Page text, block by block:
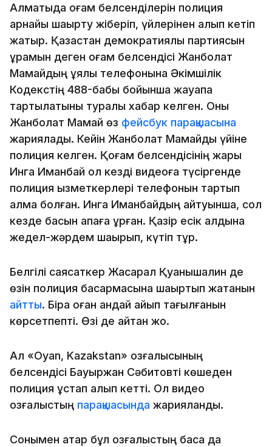
Алматыда қоғам белсенділерін полиция
арнайы шақырту жіберіп, үйлерінен алып кетіп
жатыр. Қазақстан демократиялық партиясын
құрамын деген қоғам белсендісі Жанболат
Мамайдың ұялы телефонына Әкімшілік
Кодекстің 488-бабы бойынша жауапқа
тартылатыны туралы хабар келген. Оны
Жанболат Мамай өз фейсбук парақшасына
жариялады. Кейін Жанболат Мамайды үйіне
полиция келген. Қоғам белсендісінің жары
Инга Иманбай ол кезді видеоға түсіргенде
полиция қызметкерлері телефонын тартып
алмақ болған. Инга Иманбайдың айтуынша, сол
кезде басын қақпаға ұрған. Қазір есік алдына
жедел-жәрдем шақырып, күтіп тұр.
Белгілі саясаткер Жасарал Қуанышалин де
өзін полиция басқармасына шақыртып жатқанын
айтты. Бірақ оған қандай айып тағылғанын
көрсетпепті. Өзі де айтқан жоқ.
Ал «Oyan, Kazakstan» қозғалысының
белсендісі Бауыржан Сәбитовті көшеден
полиция ұстап алып кетті. Ол видео
қозғалыстың парақшасында жарияланды.
Сонымен қатар бұл қозғалыстың басқа да